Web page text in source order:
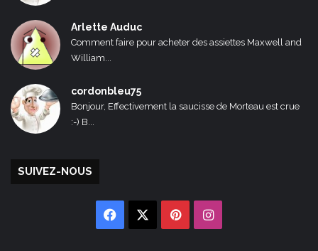
Arlette Auduc
Comment faire pour acheter des assiettes Maxwell and
William...
cordonbleu75
Bonjour, Effectivement la saucisse de Morteau est crue
:-) B...
SUIVEZ-NOUS
Facebook PinterestInstagram